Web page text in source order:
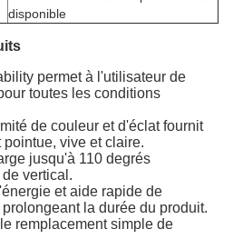
disponible
permet à l'utilisateur de
toutes les conditions
de couleur et d'éclat fournit
vive et claire.
jusqu'à 110 degrés
vertical.
et aide rapide de
la durée du produit.
remplacement simple de